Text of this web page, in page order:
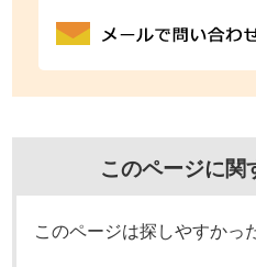
このページに関
このページは探しやすかっ